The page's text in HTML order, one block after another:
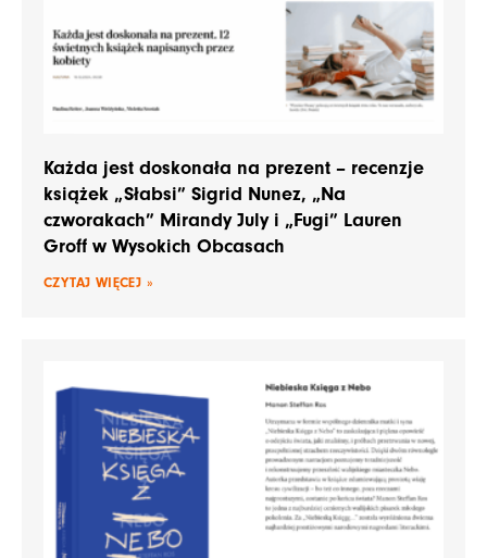
Każda jest doskonała na prezent – recenzje
książek „Słabsi” Sigrid Nunez, „Na
czworakach” Mirandy July i „Fugi” Lauren
Groff w Wysokich Obcasach
CZYTAJ WIĘCEJ »